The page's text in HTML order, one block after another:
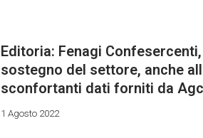
Editoria: Fenagi
sostegno del settore, anche
sconfortanti dati forniti da
1 Agosto 2022